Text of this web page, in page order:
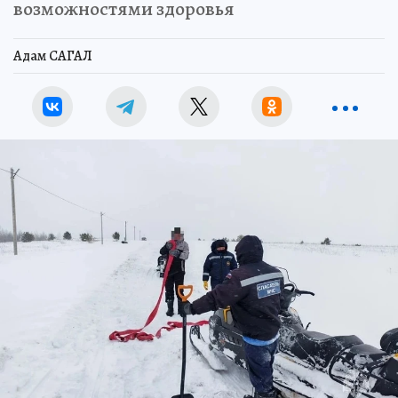
возможностями здоровья
Адам САГАЛ